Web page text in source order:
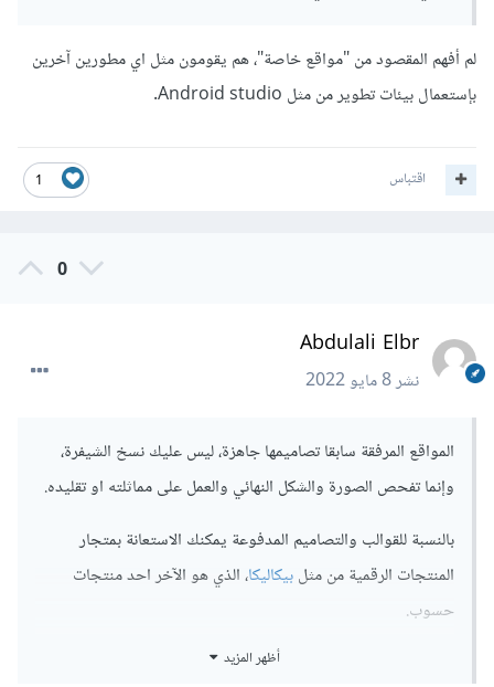
لم أفهم المقصود من "مواقع خاصة"، هم يقومون مثل اي مطورين آخرين
بإستعمال بيئات تطوير من مثل Android studio.
1 اقتباس
0
Abdulali Elbr
نشر8 مايو 2022
المواقع المرفقة سابقا تصاميمها جاهزة، ليس عليك نسخ الشيفرة،
وإنما تفحص الصورة والشكل النهائي والعمل على مماثلته او تقليده.
بالنسبة للقوالب والتصاميم المدفوعة يمكنك الاستعانة بمتجار
المنتجات الرقمية من مثلبيكاليكا، الذي هو الآخر احد منتجات
حسوب.
لم أفهم المقصود من "مواقع خاصة"، هم يقومون مثل اي مطورين
أظهر المزيد